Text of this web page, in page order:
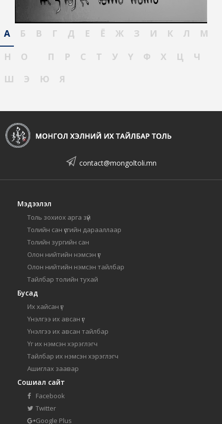
А Б В Г Д Е Ё Ж З И К Л
М
Н
О П Р С Т У Ү Ф Х Ц
Ч
Ш
Э Ю Я
contact@mongoltoli.mn
Мэдээлэл
Толь зохиох арга зүй
Толийн сан үсгийн дарааллаар
Толийн зургийн сан
Олон нийтийн нэмсэн үг
Олон нийтийн нэмсэн тайлбар
Тайлбар толийн тухай
Бусад
Их хайсан үг
Үнэлгээ их авсан үг
Үнэлгээ их авсан тайлбар
Үг их нэмсэн хэрэглэгч
Тайлбар их нэмсэн хэрэглэгч
Ашиглах заавар
Сошиал сайт
Facebook
Twitter
Google Plus